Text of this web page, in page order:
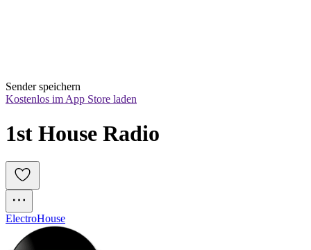
Sender speichern
Kostenlos im App Store laden
1st House Radio
ElectroHouse